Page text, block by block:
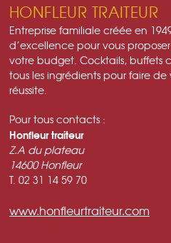
HONFLEUR TRAITEUR
Entreprise familiale créée en
d’excellence pour vous
votre budget. Cocktails, buffets
tous les ingrédients pour faire
réussite.
Pour tous contacts :
Honfleur traiteur
Z.A du plateau
14600 Honfleur
T. 02 31 14 59 70
www.honfleurtraiteur.com